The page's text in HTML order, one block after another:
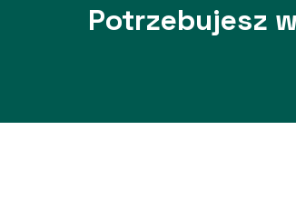
Potrzebujesz